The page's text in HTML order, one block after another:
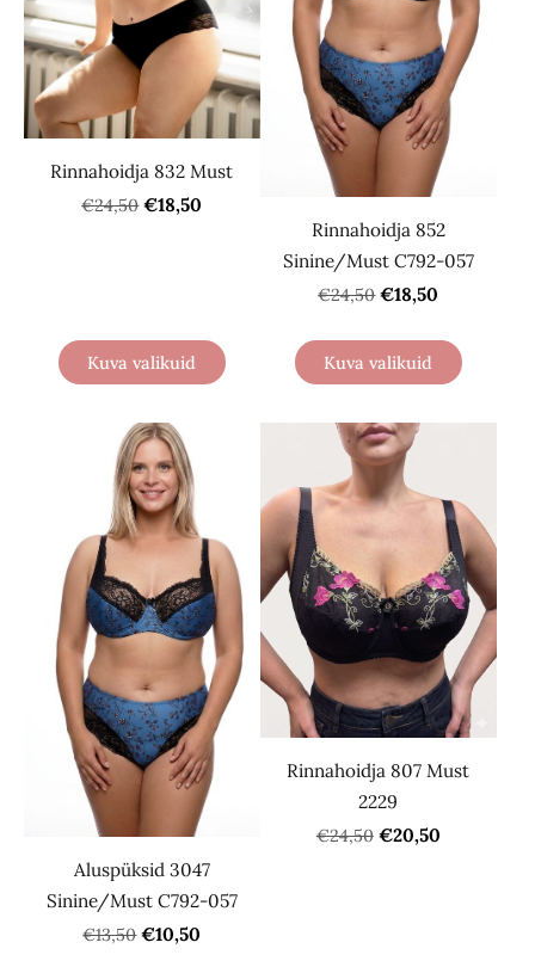
Rinnahoidja 832 Must
€24,50 €18,50
Kuva valikuid
Rinnahoidja 852
Sinine/Must С792-057
€24,50 €18,50
Kuva valikuid
Aluspüksid 3047
Sinine/Must С792-057
€13,50 €10,50
Rinnahoidja 807 Must
2229
€24,50 €20,50